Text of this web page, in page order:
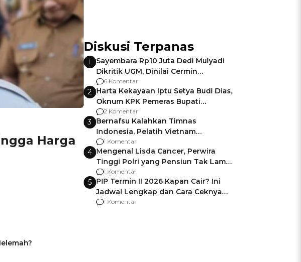
Harga
Diskusi Terpanas
1
Sayembara Rp10 Juta Dedi Mulyadi
Dikritik UGM, Dinilai Cermin
Gagalnya Negara Jamin Keamanan
6 Komentar
2 Harta Kekayaan Iptu Setya Budi Dias,
Oknum KPK Pemeras Bupati
Pemalang
2 Komentar
3 Bernafsu Kalahkan Timnas
Indonesia, Pelatih Vietnam
Berencana Pakai Jimat di Pakansari
1 Komentar
4 Mengenal Lisda Cancer, Perwira
Tinggi Polri yang Pensiun Tak Lama
Usai Jadi Brigjen
1 Komentar
5 PIP Termin II 2026 Kapan Cair? Ini
Jadwal Lengkap dan Cara Ceknya
agar Dana Tidak Hangus!
1 Komentar